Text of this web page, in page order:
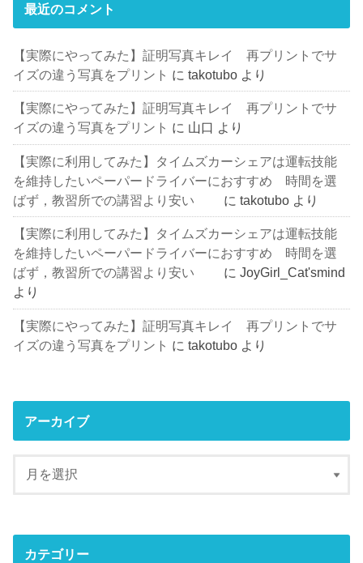
最近のコメント
【実際にやってみた】証明写真キレイ 再プリントでサ
イズの違う写真をプリント にtakotubo より
【実際にやってみた】証明写真キレイ 再プリントでサ
イズの違う写真をプリント に 山口 より
【実際に利用してみた】タイムズカーシェアは運転技能
を維持したいペーパードライバーにおすすめ 時間を選
ばず，教習所での講習より安い
にtakotubo より
【実際に利用してみた】タイムズカーシェアは運転技能
を維持したいペーパードライバーにおすすめ 時間を選
ばず，教習所での講習より安い
にJoyGirl_Cat'smind
より
【実際にやってみた】証明写真キレイ 再プリントでサ
イズの違う写真をプリント にtakotubo より
アーカイブ
カテゴリー